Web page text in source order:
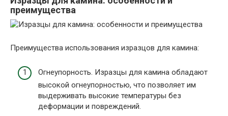
преимущества
Преимущества использования изразцов для камина:
Огнеупорность. Изразцы для камина обладают
высокой огнеупорностью, что позволяет им
выдерживать высокие температуры без
деформации и повреждений.